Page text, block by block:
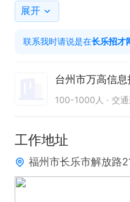
骑手综合工资7K-15K。
系统智能派单，新入职
内。要求:
①自备电动车，如果个
②身体健康，可以办理健
展开
联系我时请说是在长乐招才
100-1000人 交
工作地址
福州市长乐市解放路